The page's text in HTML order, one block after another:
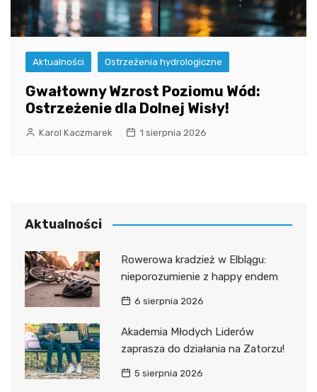
Aktualności Ostrzeżenia hydrologiczne
Gwałtowny Wzrost Poziomu Wód:
Ostrzeżenie dla Dolnej Wisły!
Karol Kaczmarek 1 sierpnia 2026
Aktualności
Rowerowa kradzież w Elblągu:
nieporozumienie z happy endem
6 sierpnia 2026
Akademia Młodych Liderów
zaprasza do działania na Zatorzu!
5 sierpnia 2026